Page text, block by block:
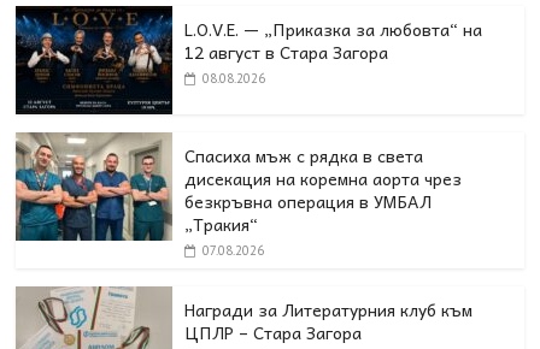
L.O.V.E. — „Приказка за любовта“ на
12 август в Стара Загора
08.08.2026
Спасиха мъж с рядка в света
дисекация на коремна аорта чрез
безкръвна операция в УМБАЛ
„Тракия“
07.08.2026
Награди за Литературния клуб към
ЦПЛР – Стара Загора